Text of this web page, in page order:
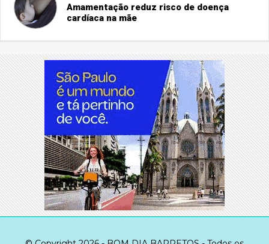
Amamentação reduz risco de doença
cardíaca na mãe